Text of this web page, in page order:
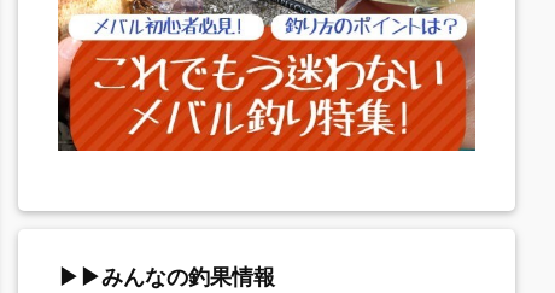
▶▶みんなの釣果情報